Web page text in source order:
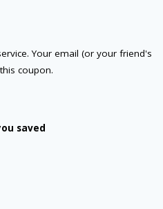
Your email (or your friend's
coupon.
saved